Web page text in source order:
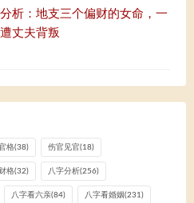
析：地支三个偏财的女命，一
丈夫背叛
格(38) 伤官见官(18)
格(32) 八字分析(256)
八字看六亲(84) 八字看婚姻(231)